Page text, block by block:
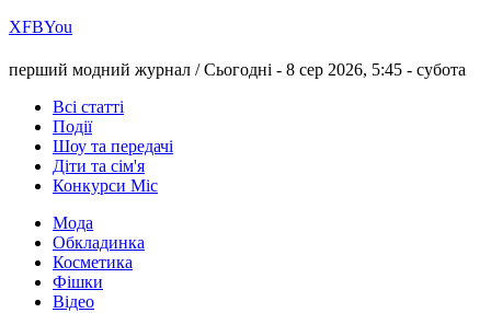
ХFBYou
перший модний журнал /Сьогодні - 8 сер 2026, 5:45 - субота
Всі статті
Події
Шоу та передачі
Діти та сім'я
Конкурси Міс
Мода
Обкладинка
Косметика
Фішки
Відео